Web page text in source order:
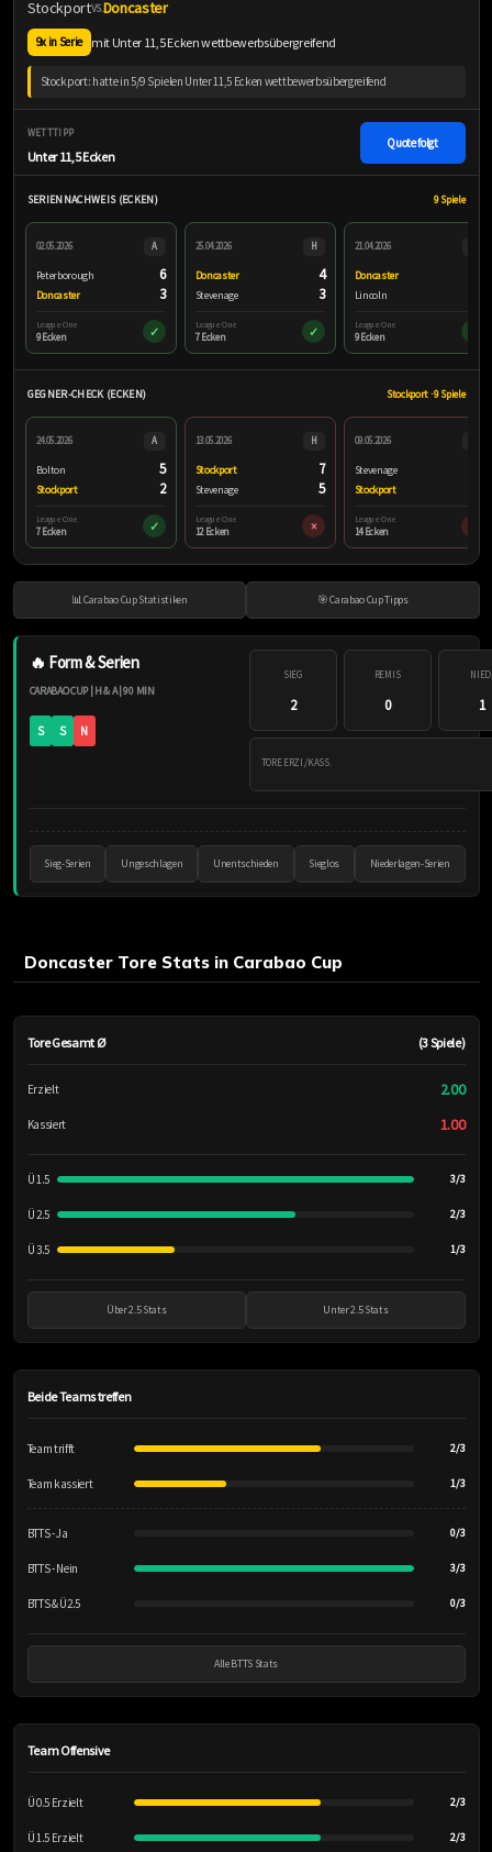
StockportVS.Doncaster
9x in Serie mit Unter 11,5 Ecken wettbewerbsübergreifend
Stockport: hatte in 5/9 Spielen Unter 11,5 Ecken wettbewerbsübergreifend
WETTTIPP
Unter 11,5 Ecken
Quote folgt
SERIENNACHWEIS (ECKEN) 9 Spiele
02.05.2026 A
Peterborough 6
Doncaster 3
League One
9 Ecken ✓
25.04.2026 H
Doncaster 4
Stevenage 3
League One
7 Ecken ✓
21.04.2026
Doncaster
Lincoln
League One
9 Ecken
GEGNER-CHECK (ECKEN) Stockport · 9 Spiele
24.05.2026 A
Bolton 5
Stockport 2
League One
7 Ecken ✓
13.05.2026 H
Stockport 7
Stevenage 5
League One
12 Ecken ×
09.05.2026
Stevenage
Stockport
League One
14 Ecken
📊 Carabao Cup Statistiken 🎯 Carabao Cup Tipps
🔥 Form & Serien
CARABAO CUP | H & A | 90 MIN
S S N
SIEG
2
REMIS
0
NIED.
1
TORE ERZI./KASS.
Sieg-Serien Ungeschlagen Unentschieden Sieglos Niederlagen-Serien
Doncaster Tore Stats in Carabao Cup
Tore Gesamt Ø (3 Spiele)
Erzielt 2.00
Kassiert 1.00
Ü 1.5 3/3
Ü 2.5 2/3
Ü 3.5 1/3
Über 2.5 Stats Unter 2.5 Stats
Beide Teams treffen
Team trifft 2/3
Team kassiert 1/3
BTTS - Ja 0/3
BTTS - Nein 3/3
BTTS & Ü2.5 0/3
Alle BTTS Stats
Team Offensive
Ü 0.5 Erzielt 2/3
Ü 1.5 Erzielt 2/3